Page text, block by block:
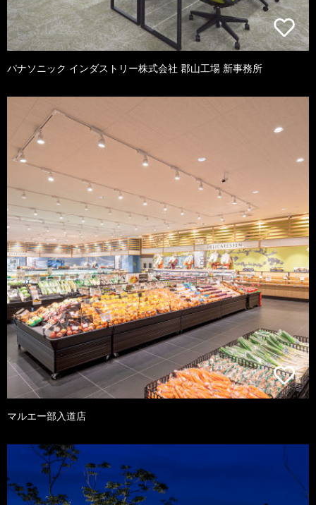
パナソニック インダストリー株式会社 郡山工場 新事務所
マルエー部入道店